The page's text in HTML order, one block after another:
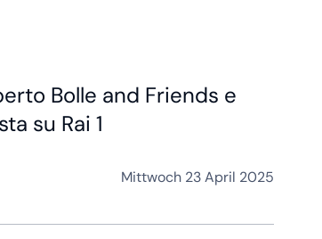
Bolle and Friends e
su Rai 1
Mittwoch 23 April 2025